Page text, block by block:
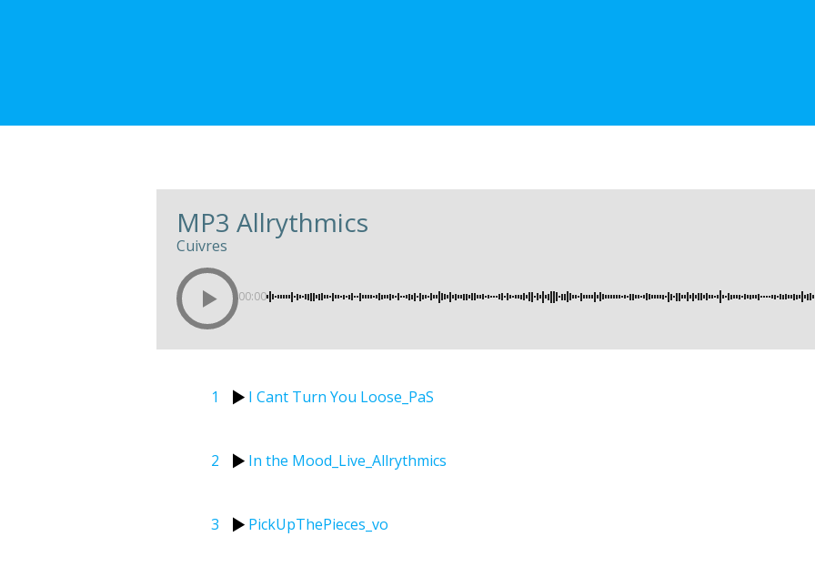
MP3 Allrythmics
Cuivres
00:00
1 I Cant Turn You Loose_PaS
2 In the Mood_Live_Allrythmics
3 PickUpThePieces_vo